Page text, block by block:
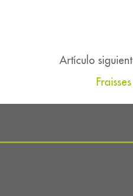
Artículo